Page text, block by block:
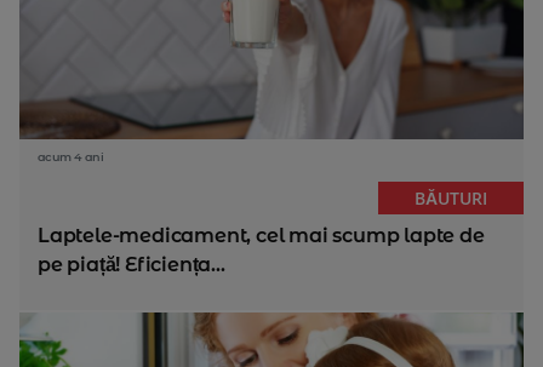
acum 4 ani
BĂUTURI
Laptele-medicament, cel mai scump lapte de
pe piață! Eficiența...